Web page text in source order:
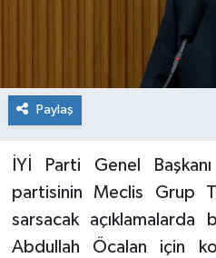
Paylaş
İYİ Parti Genel
partisinin Meclis Grup
sarsacak açıklamalarda
Abdullah Öcalan için
ÖZEL HABER
POLİTİKA
RÖPORTAJ
SAĞLIK